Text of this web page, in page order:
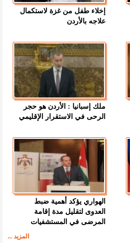
إخلاء طفل من غزة لاستكمال
علاجه بالأردن
ملك إسبانيا : الأردن هو حجر
الرحى في الاستقرار الإقليمي
الهواري يؤكد أهمية ضبط
العدوى لتقليل مدة إقامة
المرضى في المستشفيات
المزيد ...